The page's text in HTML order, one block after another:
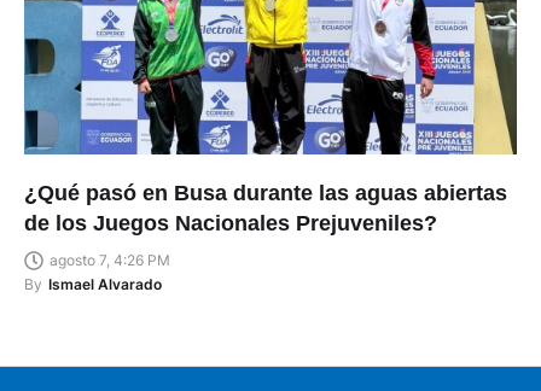
¿Qué pasó en Busa durante las aguas abiertas
de los Juegos Nacionales Prejuveniles?
agosto 7, 4:26 PM
By Ismael Alvarado